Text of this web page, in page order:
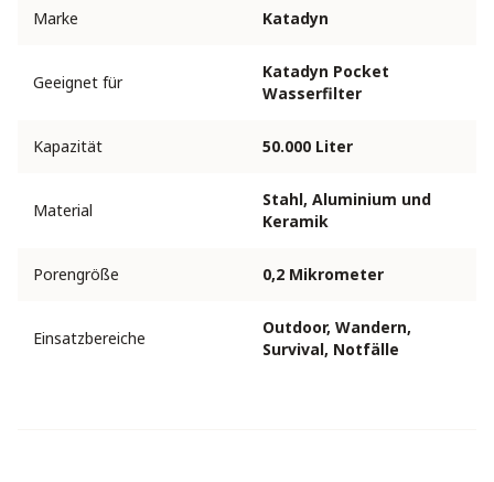
Marke Katadyn
Geeignet für
Katadyn Pocket
Wasserfilter
Kapazität 50.000 Liter
Material
Stahl, Aluminium und
Keramik
Porengröße 0,2 Mikrometer
Einsatzbereiche
Outdoor, Wandern,
Survival, Notfälle